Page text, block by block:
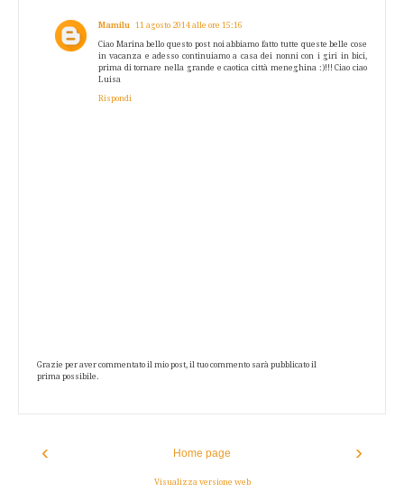
Mamilu 11 agosto 2014 alle ore 15:16
Ciao Marina bello questo post noi abbiamo fatto tutte queste belle cose
in vacanza e adesso continuiamo a casa dei nonni con i giri in bici,
prima di tornare nella grande e caotica città meneghina :)!!! Ciao ciao
Luisa
Rispondi
Grazie per aver commentato il mio post, il tuo commento sarà pubblicato il
prima possibile.
‹ ›
Home page
Visualizza versione web